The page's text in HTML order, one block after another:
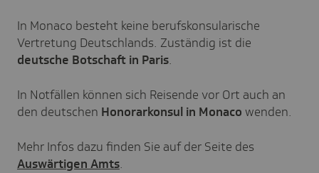
In Monaco besteht keine berufskonsularische
Vertretung Deutschlands. Zuständig ist die
deutsche Botschaft in Paris.
In Notfällen können sich Reisende vor Ort auch an
den deutschen Honorarkonsul in Monaco wenden.
Mehr Infos dazu finden Sie auf der Seite des
Auswärtigen Amts.